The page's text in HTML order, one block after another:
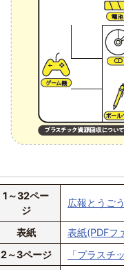
1～32ペー
ジ
広報とうご
表紙
表紙(PDFフ
2～3ページ
「プラスチ